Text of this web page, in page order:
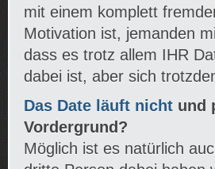
mit einem komplett
Motivation ist, jemanden
dass es trotz allem IHR
dabei ist, aber sich
Das Date läuft nicht und
Vordergrund?
Möglich ist es natürlich